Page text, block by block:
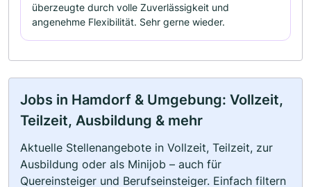
überzeugte durch volle Zuverlässigkeit und
angenehme Flexibilität. Sehr gerne wieder.
Jobs in Hamdorf & Umgebung: Vollzeit,
Teilzeit, Ausbildung & mehr
Aktuelle Stellenangebote in Vollzeit, Teilzeit, zur
Ausbildung oder als Minijob – auch für
Quereinsteiger und Berufseinsteiger. Einfach filtern